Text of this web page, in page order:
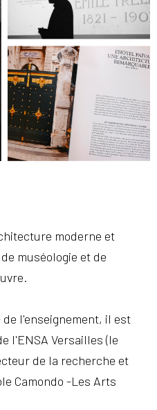
moderne et
muséologie et de
l'enseignement, il est
l'ENSA Versailles (le
de la recherche et
Camondo -Les Arts